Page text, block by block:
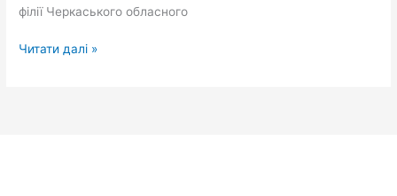
філії Черкаського обласного
Читати далі »